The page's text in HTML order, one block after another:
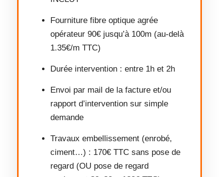
Fourniture fibre optique agrée
opérateur 90€ jusqu’à 100m (au-delà
1.35€/m TTC)
Durée intervention : entre 1h et 2h
Envoi par mail de la facture et/ou
rapport d’intervention sur simple
demande
Travaux embellissement (enrobé,
ciment…) : 170€ TTC sans pose de
regard (OU pose de regard